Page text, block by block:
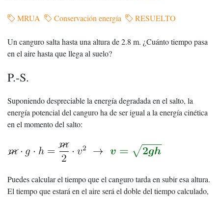
MRUA Conservación energía RESUELTO
Un canguro salta hasta una altura de 2.8 m. ¿Cuánto tiempo pasa
en el aire hasta que llega al suelo?
P.-S.
Suponiendo despreciable la energía degradada en el salto, la
energía potencial del canguro ha de ser igual a la energía cinética
en el momento del salto:
Puedes calcular el tiempo que el canguro tarda en subir esa altura.
El tiempo que estará en el aire será el doble del tiempo calculado,